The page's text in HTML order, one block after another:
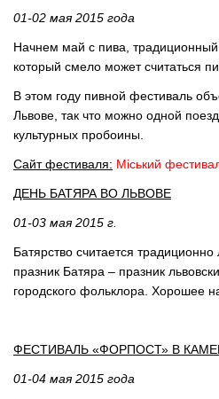
01-02 мая 2015 года
Начнем май с пива, традиционный
который смело может считаться
В этом году пивной фестиваль
Львове, так что можно одной
культурных пробоины.
Сайт фестиваля: Міський
ДЕНЬ БАТЯРА ВО ЛЬВОВЕ
01-03 мая 2015 г.
Батярство считается
празник Батяра – празник
городского фольклора. Хорошее
ФЕСТИВАЛЬ «ФОРПОСТ» В
01-04 мая 2015 года